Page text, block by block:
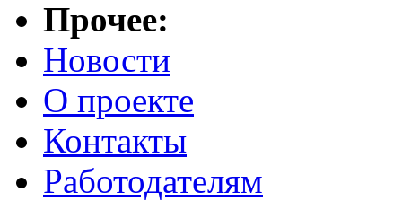
Прочее:
Новости
О проекте
Контакты
Работодателям